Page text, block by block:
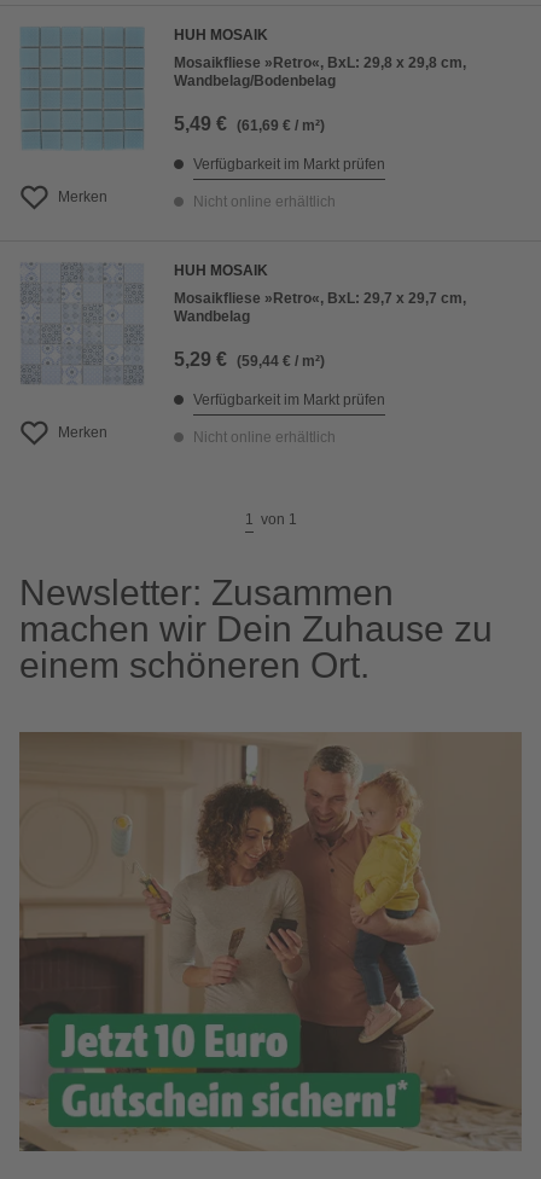
Merken
HUH MOSAIK
Mosaikfliese »Retro«, BxL: 29,8 x 29,8 cm,
Wandbelag/Bodenbelag
5,49 € (61,69 € / m²)
Verfügbarkeit im Markt prüfen
Nicht online erhältlich
Merken
HUH MOSAIK
Mosaikfliese »Retro«, BxL: 29,7 x 29,7 cm,
Wandbelag
5,29 € (59,44 € / m²)
Verfügbarkeit im Markt prüfen
Nicht online erhältlich
1 von 1
Newsletter: Zusammen
machen wir Dein Zuhause zu
einem schöneren Ort.